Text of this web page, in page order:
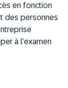
en fonction
des personnes
à l’examen